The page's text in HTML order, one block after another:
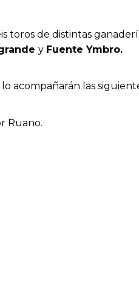
toros de distintas
y Fuente Ymbro.
acompañarán las
Ruano.